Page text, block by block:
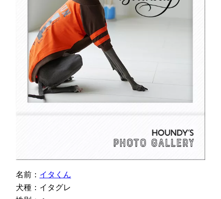
名前： イタくん
犬種：イタグレ